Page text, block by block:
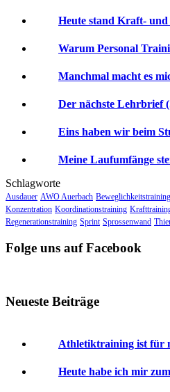
Heute stand Kraft-
Warum Personal
Manchmal macht es
Der nächste Lehrbrief
Eins haben wir beim
Meine Laufumfänge
Schlagworte
Ausdauer AWO Auerbach Beweglichkeitstraining
Konzentration Koordinationstraining
Regenerationstraining Sprint Sprossenwand
Folge uns auf Facebook
Neueste Beiträge
Athletiktraining ist für
Heute habe ich mir